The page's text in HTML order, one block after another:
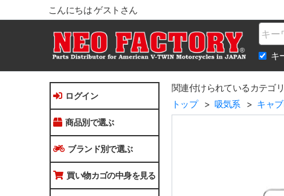
こんにちは ゲストさん
Name
キ
ログイン
商品別で選ぶ
ブランド別で選ぶ
買い物カゴの中身を見る
関連付けられているカテゴ
トップ
吸気系 キャ